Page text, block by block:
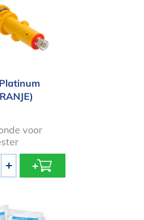
voor
+
Kalibratievloeistof 12880